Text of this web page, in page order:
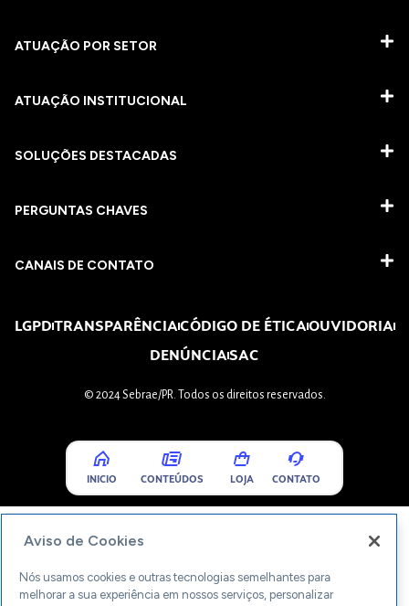
ATUAÇÃO POR SETOR
ATUAÇÃO INSTITUCIONAL
SOLUÇÕES DESTACADAS
PERGUNTAS CHAVES​
CANAIS DE CONTATO
LGPDTRANSPARÊNCIACÓDIGO DE ÉTICAOUVIDORIA
DENÚNCIASAC
© 2024 Sebrae/PR. Todos os direitos reservados.
INICIO CONTEÚDOS LOJA CONTATO
Aviso de Cookies
Nós usamos cookies e outras tecnologias semelhantes para
melhorar a sua experiência em nossos serviços, personalizar